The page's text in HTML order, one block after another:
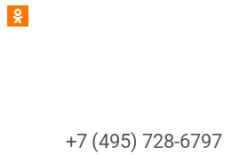
+7 (495) 728-6797